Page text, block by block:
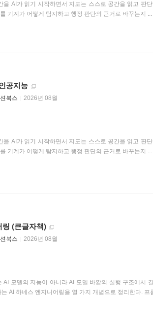
을 AI가 읽기 시작하면서 지도는 스스로 공간을 읽고 판
기계가 어떻게 탐지하고 행정 판단의 근거로 바꾸는지 ...
공지능
북스 2026년 08월
을 AI가 읽기 시작하면서 지도는 스스로 공간을 읽고 판
기계가 어떻게 탐지하고 행정 판단의 근거로 바꾸는지 ...
링 (큰글자책)
북스 2026년 08월
AI 모델의 지능이 아니라 AI 모델 바깥의 실행 구조에서
AI 하네스 엔지니어링을 열 가지 개념으로 정리한다. 프